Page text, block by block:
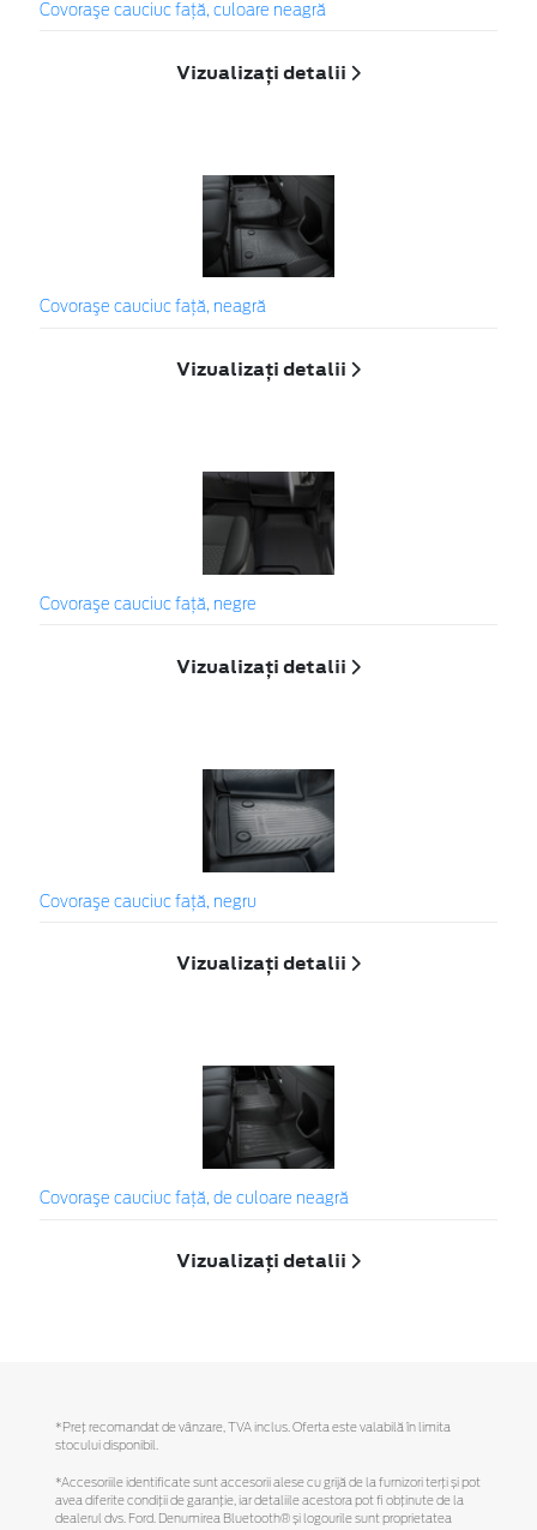
Covoraşe cauciuc faţă, culoare neagră
Vizualizați detalii
Covoraşe cauciuc faţă, neagră
Vizualizați detalii
Covoraşe cauciuc faţă, negre
Vizualizați detalii
Covoraşe cauciuc față, negru
Vizualizați detalii
Covoraşe cauciuc față, de culoare neagră
Vizualizați detalii
*Preţ recomandat de vânzare, TVA inclus. Oferta este valabilă în limita
stocului disponibil.
*Accesoriile identificate sunt accesorii alese cu grijă de la furnizori terți și pot
avea diferite condiții de garanție, iar detaliile acestora pot fi obținute de la
dealerul dvs. Ford. Denumirea Bluetooth® și logourile sunt proprietatea